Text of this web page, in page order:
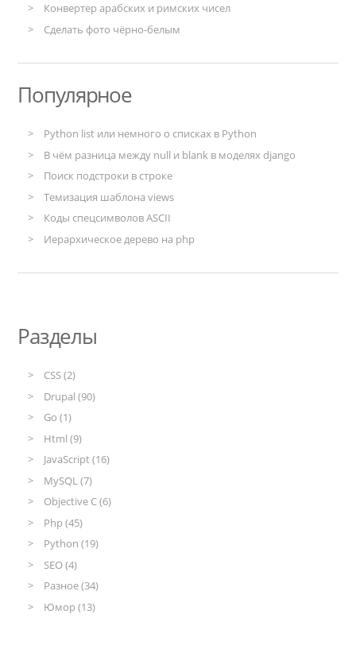
Конвертер арабских и римских чисел
Сделать фото чёрно-белым
Популярное
Python list или немного о списках в Python
В чём разница между null и blank в моделях django
Поиск подстроки в строке
Темизация шаблона views
Коды спецсимволов ASCII
Иерархическое дерево на php
Разделы
CSS (2)
Drupal (90)
Go (1)
Html (9)
JavaScript (16)
MySQL (7)
Objective C (6)
Php (45)
Python (19)
SEO (4)
Разное (34)
Юмор (13)